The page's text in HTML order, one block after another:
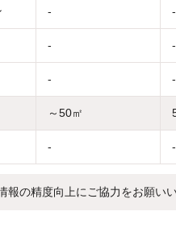
- -
- -
- -
～50㎡
- -
報の精度向上にご協力をお願い